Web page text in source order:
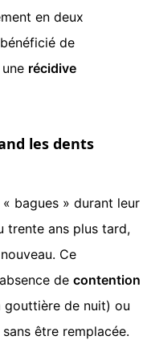
en deux
de
récidive
les dents
bagues » durant leur
trente ans plus tard,
Ce
de contention
gouttière de nuit) ou
être remplacée.